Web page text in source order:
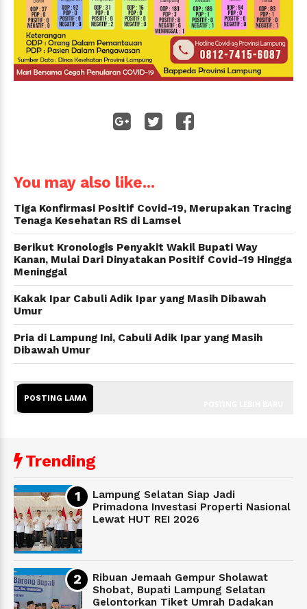
You may also like...
Tiga Konfirmasi Positif Covid-19, Merupakan Tracing
Tenaga Kesehatan RS di Lamsel
Berikut Kronologis Penyakit Wakil Bupati Way
Kanan, Mulai Dari Dinyatakan Positif Covid-19 Hingga
Meninggal
Kakak Ipar Cabuli Adik Ipar yang Masih Dibawah
Umur
Pria di Lampung Ini, Cabuli Adik Ipar yang Masih
Dibawah Umur
POSTING LAMA
Trending
Lampung Selatan Siap Jadi
Primadona Investasi Properti Nasional
Lewat HUT REI 2026
Ribuan Jemaah Gempur Sholawat
Shobat, Bupati Lampung Selatan
Gelontorkan Tiket Umrah Dadakan